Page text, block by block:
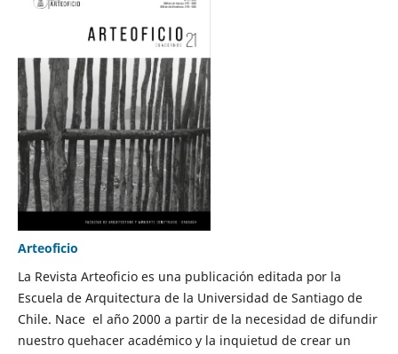
Arteoficio
La Revista Arteoficio es una publicación editada por la
Escuela de Arquitectura de la Universidad de Santiago de
Chile. Nace el año 2000 a partir de la necesidad de difundir
nuestro quehacer académico y la inquietud de crear un